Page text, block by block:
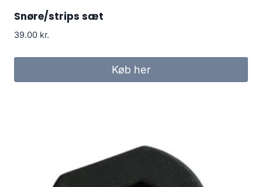
Snøre/strips sæt
39.00 kr.
Køb her